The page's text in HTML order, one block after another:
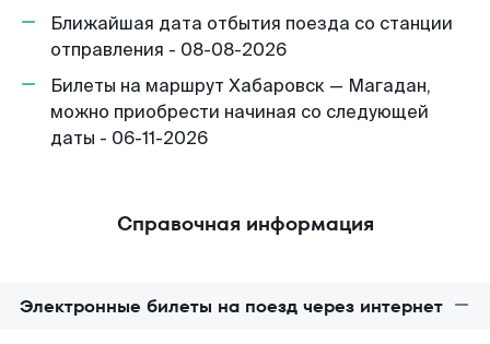
Ближайшая дата отбытия поезда со станции
отправления - 08-08-2026
Билеты на маршрут Хабаровск — Магадан,
можно приобрести начиная со следующей
даты - 06-11-2026
Справочная информация
Электронные билеты на поезд через интернет